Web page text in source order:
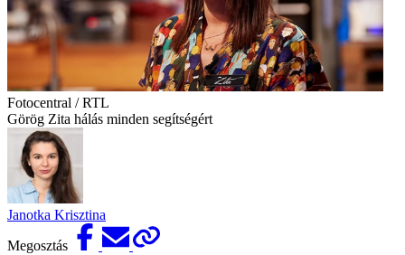
Fotocentral / RTL
Görög Zita hálás minden segítségért
Janotka Krisztina
Megosztás